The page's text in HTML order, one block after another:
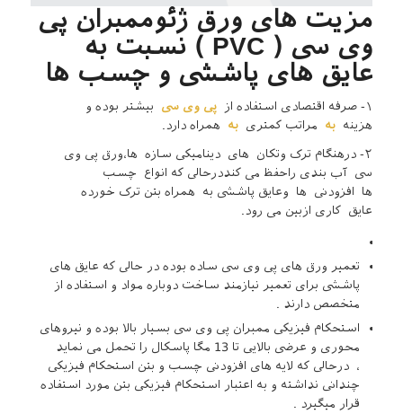
مزیت های ورق ژئوممبران پی
وی سی ( PVC ) نسبت به
عایق های پاششی و چسب ها
۱- صرفه اقتصادی استفاده از پی وی سی بیشتر بوده و
هزینه به مراتب کمتری به همراه دارد.
۲- درهنگام ترک وتکان های دینامیکی سازه ها،ورق پی وی
سی آب بندی راحفظ می کنددرحالی که انواع چسب
ها افزودنی ها وعایق پاششی به همراه بتن ترک خورده
عایق کاری ازبین می رود.
تعمیر ورق های پی وی سی ساده بوده در حالی که عایق های
پاششی برای تعمیر نیازمند ساخت دوباره مواد و استفاده از
متخصص دارند .
استحکام فیزیکی ممبران پی وی سی بسیار بالا بوده و نیروهای
محوری و عرضی بالایی تا 13 مگا پاسکال را تحمل می نماید
، درحالی که لایه های افزودنی چسب و بتن استحکام فیزیکی
چندانی نداشته و به اعتبار استحکام فیزیکی بتن مورد استفاده
قرار میگیرد .